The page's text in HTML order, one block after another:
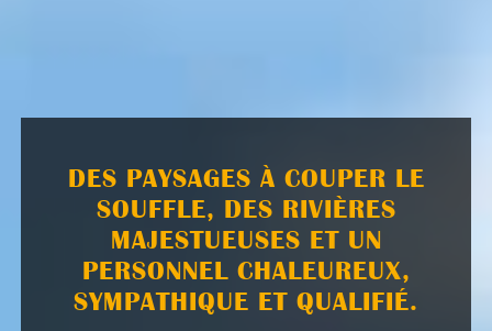
DES PAYSAGES À COUPER LE
SOUFFLE, DES RIVIÈRES
MAJESTUEUSES ET UN
PERSONNEL CHALEUREUX,
SYMPATHIQUE ET QUALIFIÉ.